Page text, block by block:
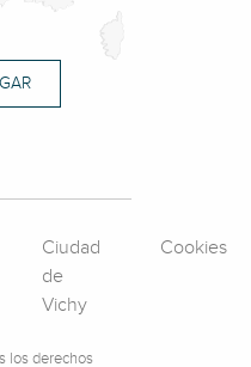
Ciudad
de
Vichy
Cookies
los derechos